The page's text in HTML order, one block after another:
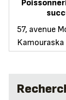
57, avenue
Kamouraska